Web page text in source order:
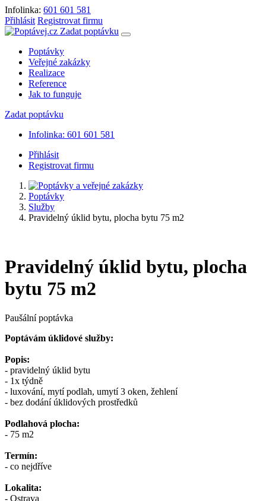
Infolinka: 601 601 581
Přihlásit Registrovat firmu
Zadat poptávku
Poptávky
Veřejné zakázky
Realizace
Reference
Jak to funguje
Zadat poptávku
Infolinka: 601 601 581
Přihlásit
Registrovat firmu
Poptávky
Služby
Pravidelný úklid bytu, plocha bytu 75 m2
Pravidelný úklid bytu, plocha
bytu 75 m2
Paušální poptávka
Poptávám úklidové služby:
Popis:
- pravidelný úklid bytu
- 1x týdně
- luxování, mytí podlah, umytí 3 oken, žehlení
- bez dodání úklidových prostředků
Podlahová plocha:
- 75 m2
Termín:
- co nejdříve
Lokalita:
- Ostrava